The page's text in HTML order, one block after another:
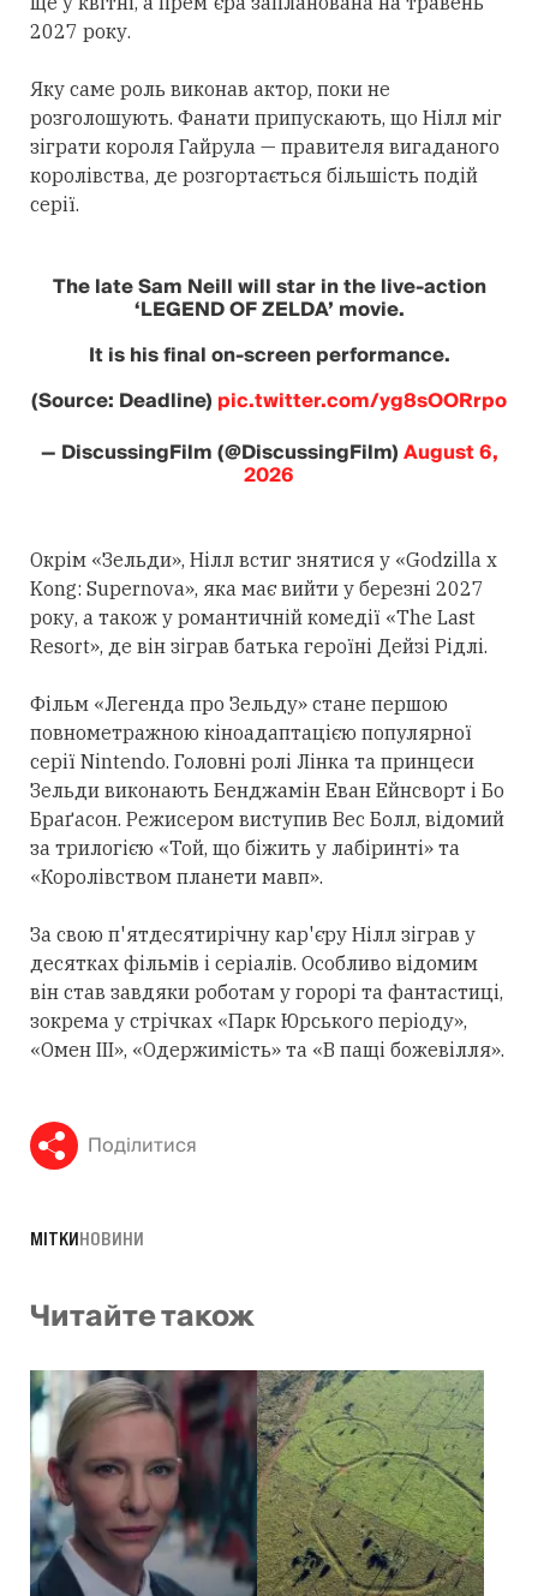
2027 року.
Яку саме роль виконав актор, поки не
розголошують. Фанати припускають, що Нілл міг
зіграти короля Гайрула — правителя вигаданого
королівства, де розгортається більшість подій
серії.
The late Sam Neill will star in the live-action
‘LEGEND OF ZELDA’ movie.
It is his final on-screen performance.
(Source: Deadline) pic.twitter.com/yg8sOORrpo
— DiscussingFilm (@DiscussingFilm)August 6,
2026
Окрім «Зельди», Нілл встиг знятися у «Godzilla x
Kong: Supernova», яка має вийти у березні 2027
року, а також у романтичній комедії «The Last
Resort», де він зіграв батька героїні Дейзі Рідлі.
Фільм «Легенда про Зельду» стане першою
повнометражною кіноадаптацією популярної
серії Nintendo. Головні ролі Лінка та принцеси
Зельди виконають Бенджамін Еван Ейнсворт і Бо
Браґасон. Режисером виступив Вес Болл, відомий
за трилогією «Той, що біжить у лабіринті» та
«Королівством планети мавп».
За свою п'ятдесятирічну кар'єру Нілл зіграв у
десятках фільмів і серіалів. Особливо відомим
він став завдяки роботам у горорі та фантастиці,
зокрема у стрічках «Парк Юрського періоду»,
«Омен III», «Одержимість» та «В пащі божевілля».
Поділитися
МІТКИНОВИНИ
Читайте також